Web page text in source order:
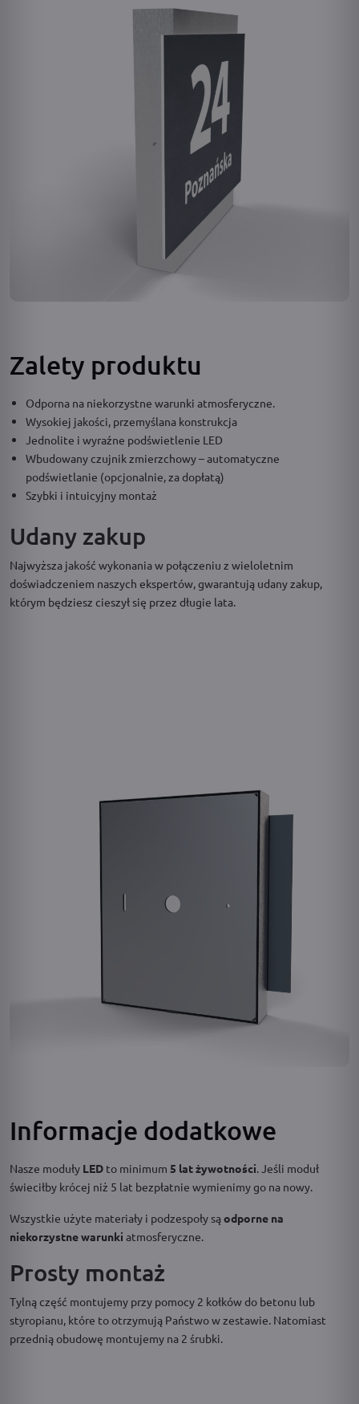
Zalety produktu
Odporna na niekorzystne warunki atmosferyczne.
Wysokiej jakości, przemyślana konstrukcja
Jednolite i wyraźne podświetlenie LED
Wbudowany czujnik zmierzchowy – automatyczne
podświetlanie (opcjonalnie, za dopłatą)
Szybki i intuicyjny montaż
Udany zakup
Najwyższa jakość wykonania w połączeniu z wieloletnim
doświadczeniem naszych ekspertów, gwarantują udany zakup,
którym będziesz cieszył się przez długie lata.
Informacje dodatkowe
Nasze moduły LED to minimum 5 lat żywotności. Jeśli moduł
świeciłby krócej niż 5 lat bezpłatnie wymienimy go na nowy.
Wszystkie użyte materiały i podzespoły sąodporne na
niekorzystne warunki atmosferyczne.
Prosty montaż
Tylną część montujemy przy pomocy 2 kołków do betonu lub
styropianu, które to otrzymują Państwo w zestawie. Natomiast
przednią obudowę montujemy na 2 śrubki.